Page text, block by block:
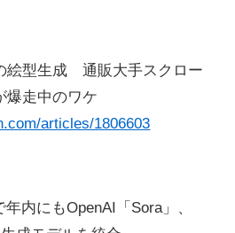
絵型生成 通販大手スクロー
爆走中のワケ
articles/1806603
内にもOpenAI「Sora」、